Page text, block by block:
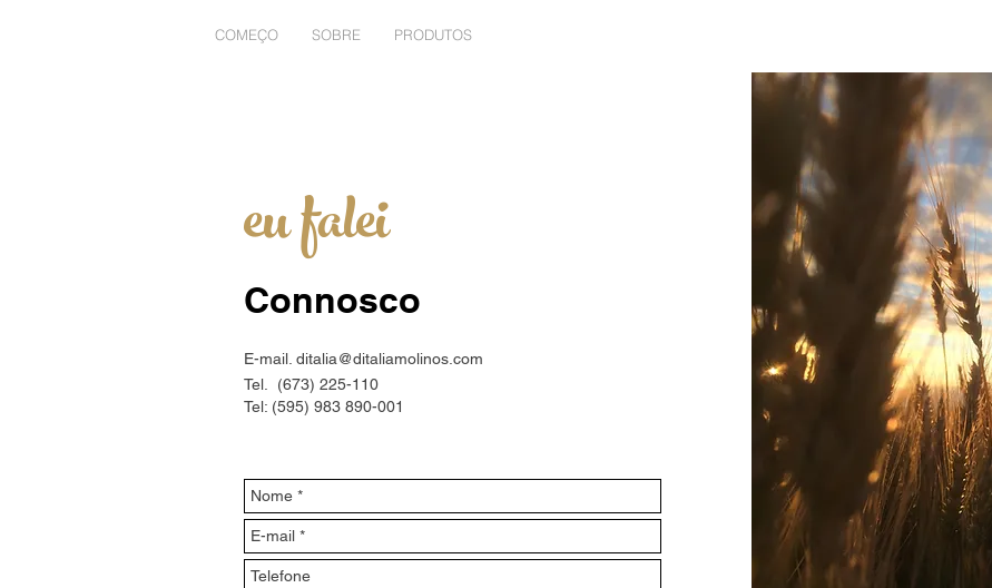
COMEÇO SOBRE PRODUTOS
eu falei
Connosco
E-mail. ditalia@ditaliamolinos.com
Tel.
(673) 225-110
Tel: (595) 983 890-001